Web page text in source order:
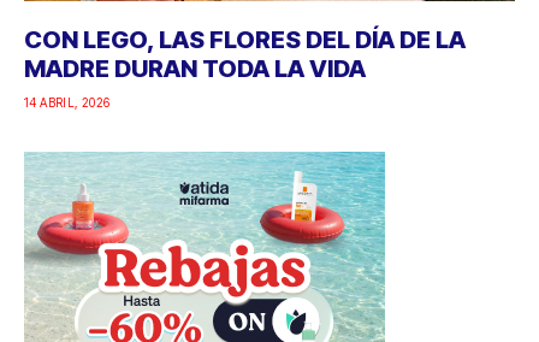
CON LEGO, LAS FLORES DEL DÍA DE LA
MADRE DURAN TODA LA VIDA
14 ABRIL, 2026